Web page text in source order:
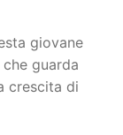
giovane
guarda
crescita di